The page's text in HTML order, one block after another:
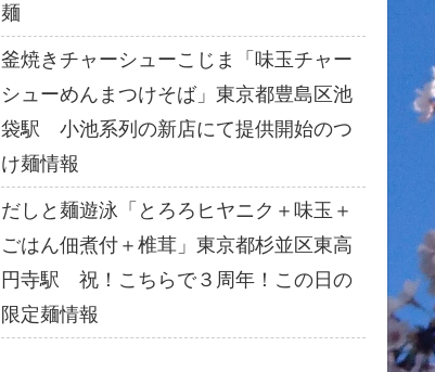
麺
釜焼きチャーシューこじま「味玉チャー
シューめんまつけそば」東京都豊島区池
袋駅 小池系列の新店にて提供開始のつ
け麺情報
だしと麺遊泳「とろろヒヤニク＋味玉＋
ごはん佃煮付＋椎茸」東京都杉並区東高
円寺駅 祝！こちらで３周年！この日の
限定麺情報